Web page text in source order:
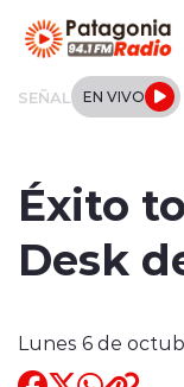
SEÑAL EN VIVO
Éxito
Desk
Lunes 6 de